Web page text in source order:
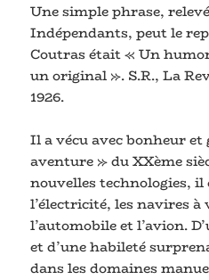
Une simple phrase,
Indépendants, peut le
Coutras était « Un
un original ». S.R., La
1926.
Il a vécu avec bonheur
aventure » du XXème
nouvelles technologies, il
l’électricité, les navires
l’automobile et l’avion.
et d’une habileté
dans les domaines